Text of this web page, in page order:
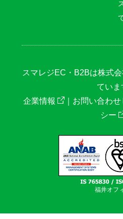
スマレジEC・B2Bは株式
ていま
企業情報
｜ お問い合わせ
シー
福井オフ